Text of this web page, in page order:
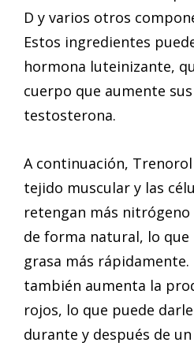
D y varios otros
Estos ingredientes
hormona luteinizante,
cuerpo que aumente
testosterona.
A continuación,
tejido muscular y las
retengan más
de forma natural, lo
grasa más
también aumenta la
rojos, lo que puede
durante y después de